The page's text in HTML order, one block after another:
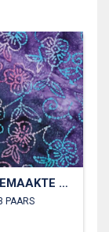
HANDGEMAAKTE BATIK KATOEN
PAARS